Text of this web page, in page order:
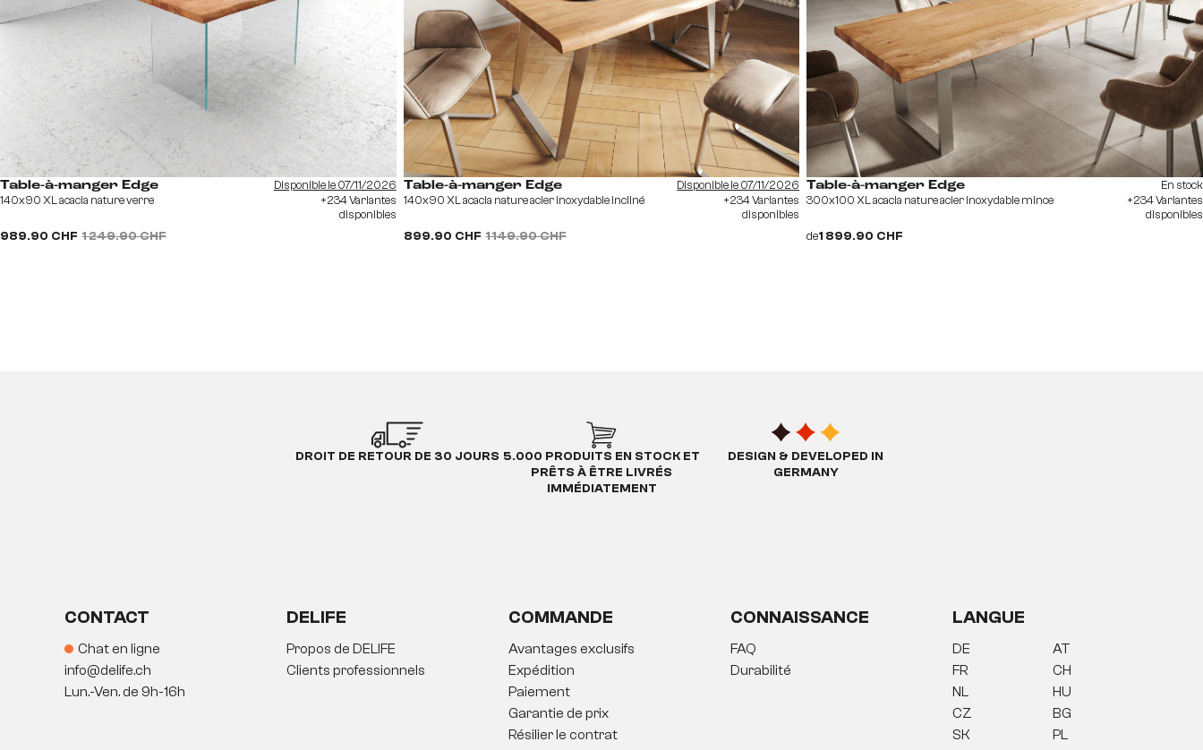
Table-à-manger Edge
140x90 XL acacia nature verre
989.90 CHF 1 249.90 CHF
Disponible le 07/11/2026
+234 Variantes
disponibles
Table-à-manger Edge
140x90 XL acacia nature acier inoxydable incliné
899.90 CHF 1 149.90 CHF
Disponible le 07/11/2026
+234 Variantes
disponibles
Table-à-manger Edge
300x100 XL acacia nature acier inoxydable mince
de1 899.90 CHF
En stock
+234 Variantes
disponibles
DROIT DE RETOUR DE 30 JOURS 5.000 PRODUITS EN STOCK ET
PRÊTS À ÊTRE LIVRÉS
IMMÉDIATEMENT
DESIGN & DEVELOPED IN
GERMANY
CONTACT
Chat en ligne
info@delife.ch
Lun.-Ven. de 9h-16h
DELIFE
Propos de DELIFE
Clients professionnels
COMMANDE
Avantages exclusifs
Expédition
Paiement
Garantie de prix
Résilier le contrat
CONNAISSANCE
FAQ
Durabilité
LANGUE
DE
FR
NL
CZ
SK
AT
CH
HU
BG
PL